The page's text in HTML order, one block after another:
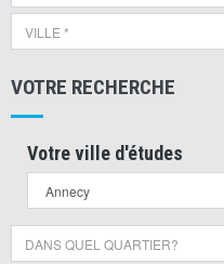
VOTRE RECHERCHE
Votre ville d'études